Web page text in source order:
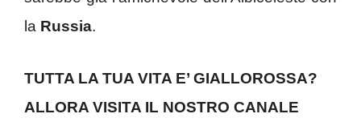
la Russia.
TUTTA LA TUA VITA E’ GIALLOROSSA?
ALLORA VISITA IL NOSTRO CANALE